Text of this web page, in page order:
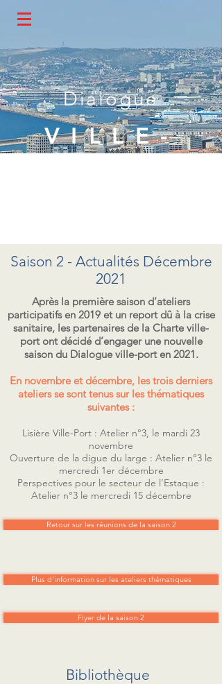
Dialogue
VILLE-
Saison 2 - Actualités Décembre
2021
Après la première saison d’ateliers
participatifs en 2019 et un report dû à la crise
sanitaire, les partenaires de la Charte ville-
port ont décidé d’engager une nouvelle
saison du Dialogue ville-port en 2021.
En novembre et décembre, les trois derniers
ateliers se sont tenus sur les thématiques
suivantes :
Lisière Ville-Port : Atelier n°3, le mardi 23
novembre
Ouverture de la digue du large : Atelier n°3 le
mercredi 1er décembre
Perspectives pour le secteur de l’Estaque :
Atelier n°3 le mercredi 15 décembre
Plus d'information sur les ateliers thématiques
Bibliothèque
Flyer de la saison 2
Retour sur les réunions de la saison 2